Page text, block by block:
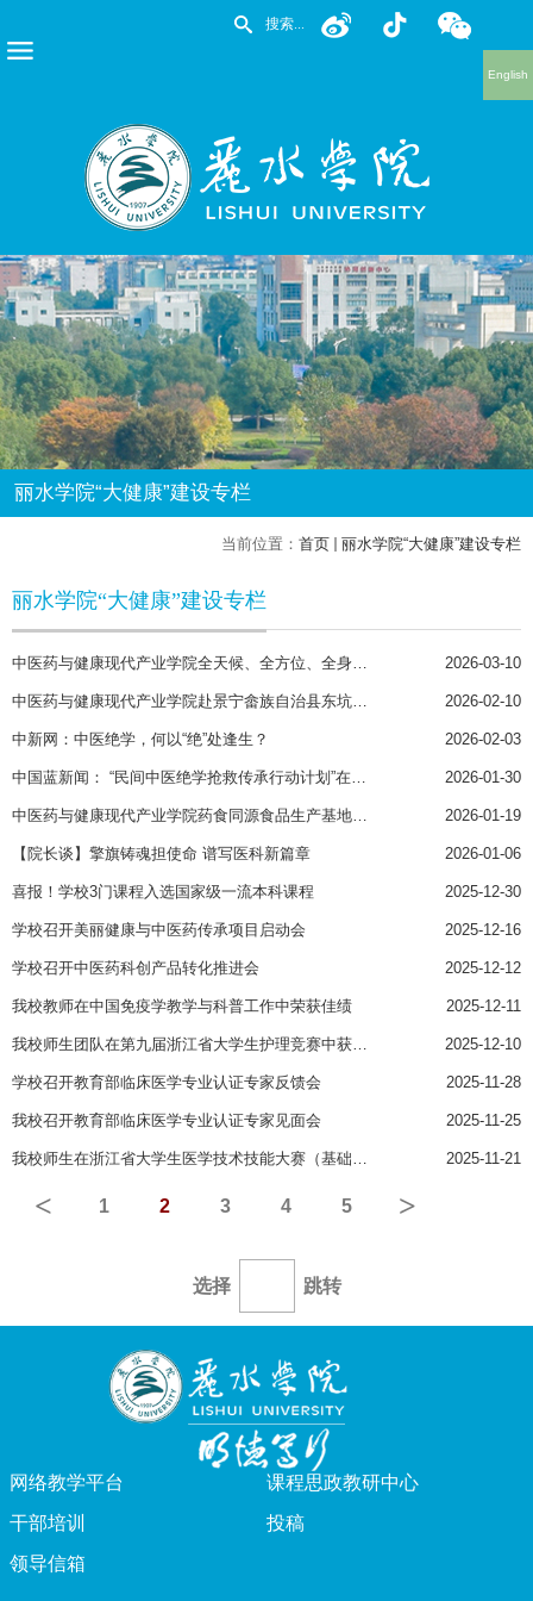
English
丽水学院“大健康”建设专栏
当前位置： 首页 丽水学院“大健康”建设专栏
丽水学院“大健康”建设专栏
中医药与健康现代产业学院全天候、全方位、全身心服务地方经济社会发展 2026-03-10
中医药与健康现代产业学院赴景宁畲族自治县东坑镇对接产业发展项目 2026-02-10
中新网：中医绝学，何以“绝”处逢生？ 2026-02-03
中国蓝新闻： “民间中医绝学抢救传承行动计划”在丽水启动 2026-01-30
中医药与健康现代产业学院药食同源食品生产基地挂牌 2026-01-19
【院长谈】擎旗铸魂担使命 谱写医科新篇章 2026-01-06
喜报！学校3门课程入选国家级一流本科课程 2025-12-30
学校召开美丽健康与中医药传承项目启动会 2025-12-16
学校召开中医药科创产品转化推进会 2025-12-12
我校教师在中国免疫学教学与科普工作中荣获佳绩 2025-12-11
我校师生团队在第九届浙江省大学生护理竞赛中获佳绩 2025-12-10
学校召开教育部临床医学专业认证专家反馈会 2025-11-28
我校召开教育部临床医学专业认证专家见面会 2025-11-25
我校师生在浙江省大学生医学技术技能大赛（基础医学赛道）获一金两银和“优秀组织奖” 2025-11-21
< 1 2 3 4 5 >
选择 跳转
网络教学平台
课程思政教研中心
干部培训
投稿
领导信箱